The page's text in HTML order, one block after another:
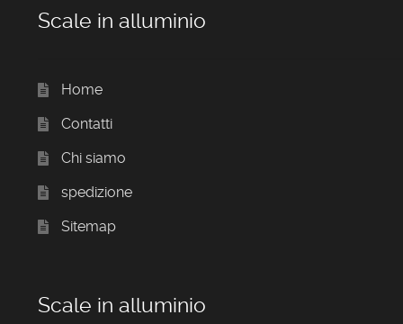
Scale in alluminio
Home
Contatti
Chi siamo
spedizione
Sitemap
Scale in alluminio